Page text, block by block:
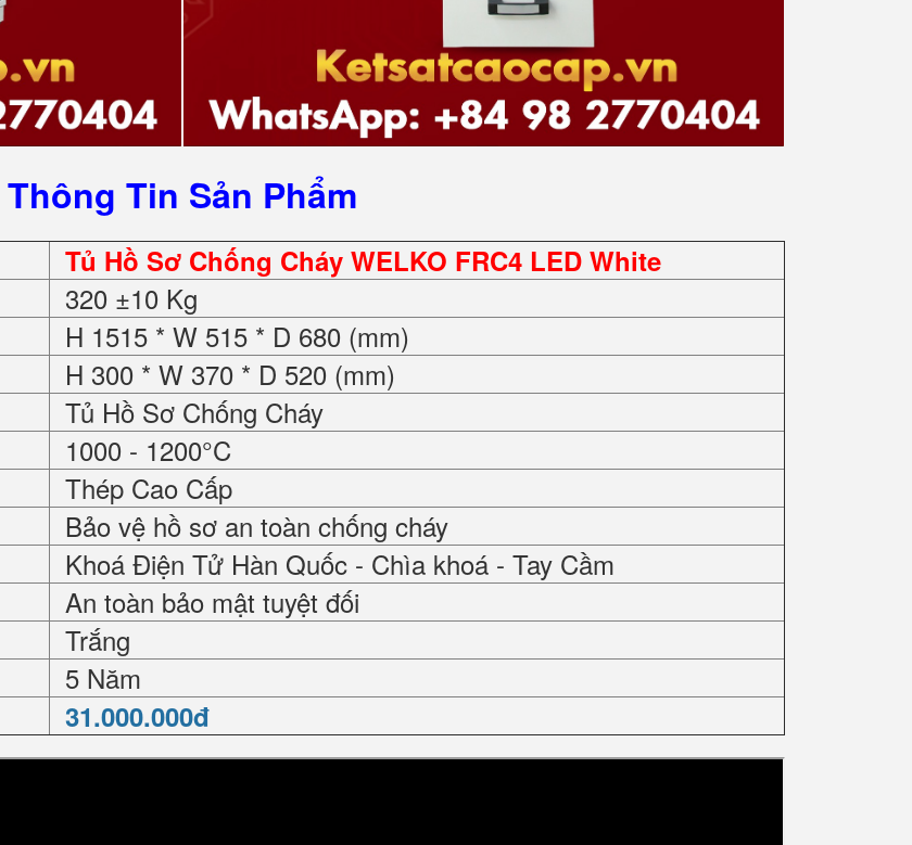
Thông Tin Sản Phẩm
Tủ Hồ Sơ Chống Cháy WELKO FRC4 LED White
320 ±10 Kg
H 1515 * W 515 * D 680 (mm)
H 300 * W 370 * D 520 (mm)
Tủ Hồ Sơ Chống Cháy
1000 - 1200°C
Thép Cao Cấp
Bảo vệ hồ sơ an toàn chống cháy
Khoá Điện Tử Hàn Quốc - Chìa khoá - Tay Cầm
An toàn bảo mật tuyệt đối
Trắng
5 Năm
31.000.000đ